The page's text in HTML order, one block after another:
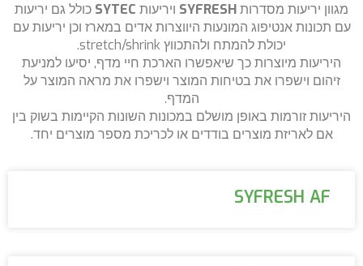
מגוון יריעות מסדרותSYFRESH ויריעות SYTEC כולל גם יריעות
עם תכונות אנטיפוג המונעות היווצרות אדים במארז וכן יריעות עם
יכולת להמתח ולהתכווץ stretch/shrink.
היריעות מיוצרות כך שיאפשרו הארכת חיי מדף, יסיעו למניעת
זיהום וישפרו את בטיחות המוצר וישפרו את מראה המוצר על
המדף.
היריעות זורמות באופן מושלם במכונות השונות הקיימות בשוק בין
אם לאריזת מוצרים בודדים או לכריכת מספר מוצרים יחד.
SYFRESH AF